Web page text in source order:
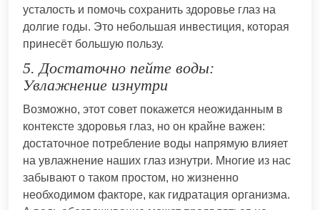
усталость и помочь сохранить здоровье глаз на
долгие годы. Это небольшая инвестиция, которая
принесёт большую пользу.
5. Достаточно пейте воды:
Увлажнение изнутри
Возможно, этот совет покажется неожиданным в
контексте здоровья глаз, но он крайне важен:
достаточное потребление воды напрямую влияет
на увлажнение наших глаз изнутри. Многие из нас
забывают о таком простом, но жизненно
необходимом факторе, как гидратация организма.